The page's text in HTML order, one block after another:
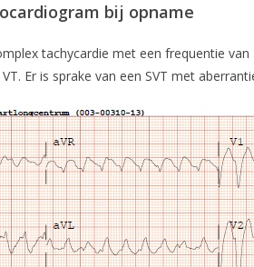
bij opname
tachycardie met een frequentie
Er is sprake van een SVT met